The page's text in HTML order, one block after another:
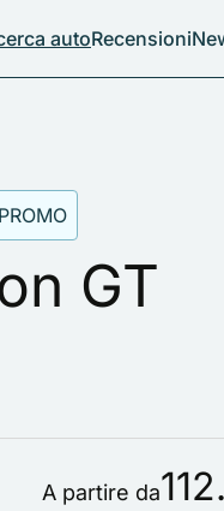
autoRecensioni
GT
A partire da